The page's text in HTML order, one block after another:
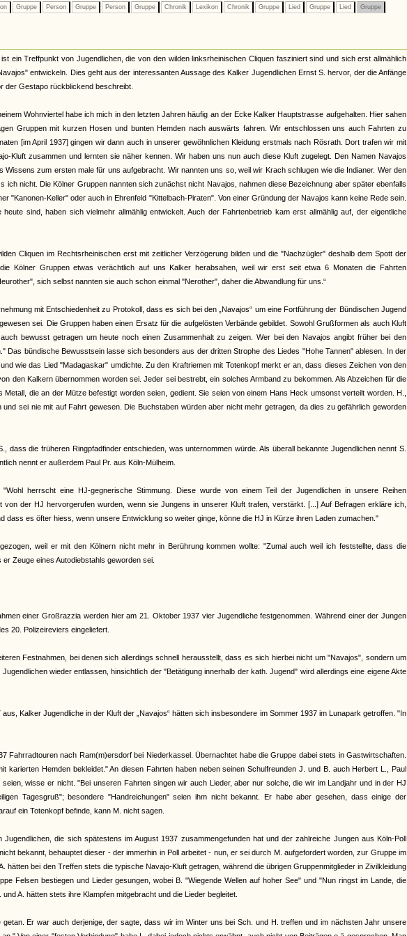
Gruppe Person Gruppe Person Gruppe Chronik Lexikon Chronik Gruppe Lied Gruppe Lied Gruppe
ein Treffpunkt von Jugendlichen, die von den wilden linksrheinischen Cliquen fasziniert sind und sich erst allmählich
entwickeln. Dies geht aus der interessanten Aussage des Kalker Jugendlichen Ernst S. hervor, der die Anfänge
der Gestapo rückblickend beschreibt.
Wohnviertel habe ich mich in den letzten Jahren häufig an der Ecke Kalker Hauptstrasse aufgehalten. Hier sahen
Gruppen mit kurzen Hosen und bunten Hemden nach auswärts fahren. Wir entschlossen uns auch Fahrten zu
[im April 1937] gingen wir dann auch in unserer gewöhnlichen Kleidung erstmals nach Rösrath. Dort trafen wir mit
Kluft zusammen und lernten sie näher kennen. Wir haben uns nun auch diese Kluft zugelegt. Den Namen Navajos
Wissens zum ersten male für uns aufgebracht. Wir nannten uns so, weil wir Krach schlugen wie die Indianer. Wer den
ich nicht. Die Kölner Gruppen nannten sich zunächst nicht Navajos, nahmen diese Bezeichnung aber später ebenfalls
"Kanonen-Keller" oder auch in Ehrenfeld "Kittelbach-Piraten". Von einer Gründung der Navajos kann keine Rede sein.
sind, haben sich vielmehr allmählig entwickelt. Auch der Fahrtenbetrieb kam erst allmählig auf, der eigentliche
Cliquen im Rechtsrheinischen erst mit zeitlicher Verzögerung bilden und die "Nachzügler" deshalb dem Spott der
Kölner Gruppen etwas verächtlich auf uns Kalker herabsahen, weil wir erst seit etwa 6 Monaten die Fahrten
sich selbst nannten sie auch schon einmal "Nerother", daher die Abwandlung für uns.“
mit Entschiedenheit zu Protokoll, dass es sich bei den „Navajos“ um eine Fortführung der Bündischen Jugend
sei. Die Gruppen haben einen Ersatz für die aufgelösten Verbände gebildet. Sowohl Grußformen als auch Kluft
bewusst getragen um heute noch einen Zusammenhalt zu zeigen. Wer bei den Navajos angibt früher bei den
Das bündische Bewusstsein lasse sich besonders aus der dritten Strophe des Liedes "Hohe Tannen" ablesen. In der
wie das Lied "Madagaskar" umdichte. Zu den Kraftriemen mit Totenkopf merkt er an, dass dieses Zeichen von den
den Kalkern übernommen worden sei. Jeder sei bestrebt, ein solches Armband zu bekommen. Als Abzeichen für die
die an der Mütze befestigt worden seien, gedient. Sie seien von einem Hans Heck umsonst verteilt worden. H.,
sei nie mit auf Fahrt gewesen. Die Buchstaben würden aber nicht mehr getragen, da dies zu gefährlich geworden
dass die früheren Ringpfadfinder entschieden, was unternommen würde. Als überall bekannte Jugendlichen nennt S.
nennt er außerdem Paul Pr. aus Köln-Mülheim.
herrscht eine HJ-gegnerische Stimmung. Diese wurde von einem Teil der Jugendlichen in unsere Reihen
der HJ hervorgerufen wurden, wenn sie Jungens in unserer Kluft trafen, verstärkt. [...] Auf Befragen erkläre ich,
es öfter hiess, wenn unsere Entwicklung so weiter ginge, könne die HJ in Kürze ihren Laden zumachen."
weil er mit den Kölnern nicht mehr in Berührung kommen wollte: "Zumal auch weil ich feststellte, dass die
Zeuge eines Autodiebstahls geworden sei.
einer Großrazzia werden hier am 21. Oktober 1937 vier Jugendliche festgenommen. Während einer der Jungen
20. Polizeireviers eingeliefert.
Festnahmen, bei denen sich allerdings schnell herausstellt, dass es sich hierbei nicht um "Navajos", sondern um
wieder entlassen, hinsichtlich der "Betätigung innerhalb der kath. Jugend" wird allerdings eine eigene Akte
Kalker Jugendliche in der Kluft der „Navajos“ hätten sich insbesondere im Sommer 1937 im Lunapark getroffen. "In
Fahrradtouren nach Ram(m)ersdorf bei Niederkassel. Übernachtet habe die Gruppe dabei stets in Gastwirtschaften.
karierten Hemden bekleidet." An diesen Fahrten haben neben seinen Schulfreunden J. und B. auch Herbert L., Paul
wisse er nicht. "Bei unseren Fahrten singen wir auch Lieder, aber nur solche, die wir im Landjahr und in der HJ
Tagesgruß"; besondere "Handreichungen" seien ihm nicht bekannt. Er habe aber gesehen, dass einige der
ein Totenkopf befinde, kann M. nicht sagen.
die sich spätestens im August 1937 zusammengefunden hat und der zahlreiche Jungen aus Köln-Poll
bekannt, behauptet dieser - der immerhin in Poll arbeitet - nun, er sei durch M. aufgefordert worden, zur Gruppe im
hätten bei den Treffen stets die typische Navajo-Kluft getragen, während die übrigen Gruppenmitglieder in Zivilkleidung
Felsen bestiegen und Lieder gesungen, wobei B. "Wiegende Wellen auf hoher See" und "Nun ringst im Lande, die
A. hätten stets ihre Klampfen mitgebracht und die Lieder begleitet.
Er war auch derjenige, der sagte, dass wir im Winter uns bei Sch. und H. treffen und im nächsten Jahr unsere